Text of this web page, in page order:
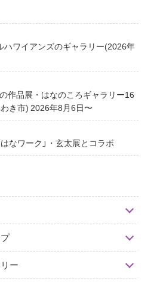
ハワイアンズのギャラリー(2026年
作品展・はなのころギャラリー16
き市) 2026年8月6日〜
なワーク」・玄太展とコラボ
ー